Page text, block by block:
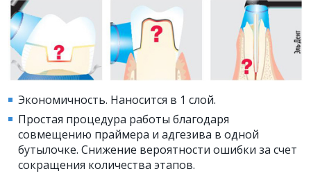
Экономичность. Наносится в 1 слой.
Простая процедура работы благодаря
совмещению праймера и адгезива в одной
бутылочке. Снижение вероятности ошибки за счет
сокращения количества этапов.